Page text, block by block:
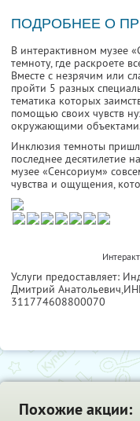
ПОДРОБНЕЕ О
В интерактивном музее
темноту, где раскроете
Вместе с незрячим или
пройти 5 разных
тематика которых
помощью своих чувств
окружающими
Инклюзия темноты
последнее десятилетие
музее «Сенсориум»
чувства и ощущения,
Услуги предоставляет:
Дмитрий Анатольевич,
311774608800070
Похожие акции: